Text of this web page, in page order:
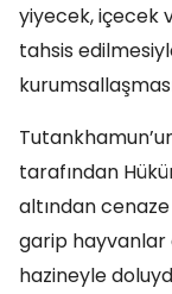
yiyecek, içecek
tahsis
tarafından
altından
garip hayvanlar
hazineyle